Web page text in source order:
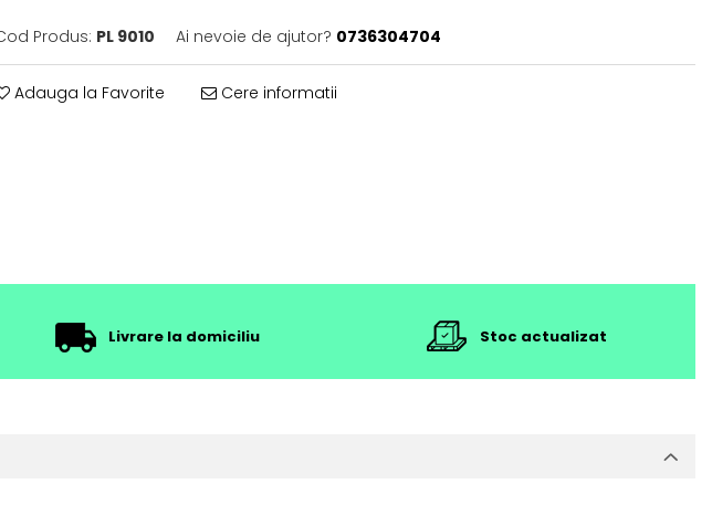
Produs: PL 9010 Ai nevoie de ajutor? 0736304704
Adauga la Favorite Cere informatii
Livrare la domiciliu Stoc actualizat